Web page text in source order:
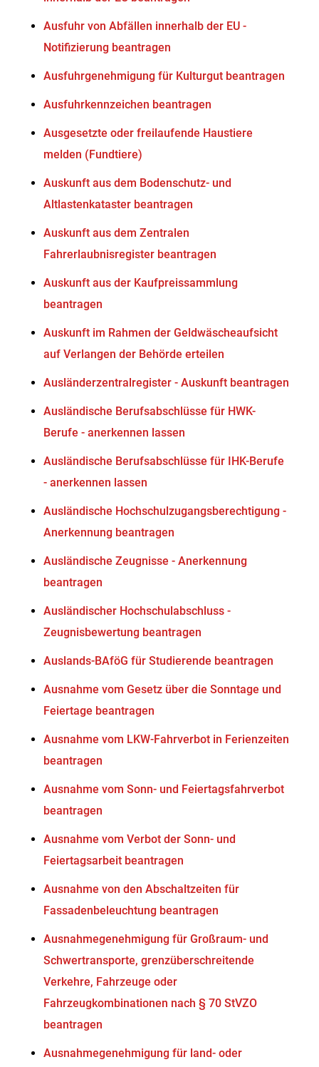
Ausfuhr von Abfällen innerhalb der EU -
Notifizierung beantragen
Ausfuhrgenehmigung für Kulturgut beantragen
Ausfuhrkennzeichen beantragen
Ausgesetzte oder freilaufende Haustiere
melden (Fundtiere)
Auskunft aus dem Bodenschutz- und
Altlastenkataster beantragen
Auskunft aus dem Zentralen
Fahrerlaubnisregister beantragen
Auskunft aus der Kaufpreissammlung
beantragen
Auskunft im Rahmen der Geldwäscheaufsicht
auf Verlangen der Behörde erteilen
Ausländerzentralregister - Auskunft beantragen
Ausländische Berufsabschlüsse für HWK-
Berufe - anerkennen lassen
Ausländische Berufsabschlüsse für IHK-Berufe
- anerkennen lassen
Ausländische Hochschulzugangsberechtigung -
Anerkennung beantragen
Ausländische Zeugnisse - Anerkennung
beantragen
Ausländischer Hochschulabschluss -
Zeugnisbewertung beantragen
Auslands-BAföG für Studierende beantragen
Ausnahme vom Gesetz über die Sonntage und
Feiertage beantragen
Ausnahme vom LKW-Fahrverbot in Ferienzeiten
beantragen
Ausnahme vom Sonn- und Feiertagsfahrverbot
beantragen
Ausnahme vom Verbot der Sonn- und
Feiertagsarbeit beantragen
Ausnahme von den Abschaltzeiten für
Fassadenbeleuchtung beantragen
Ausnahmegenehmigung für Großraum- und
Schwertransporte, grenzüberschreitende
Verkehre, Fahrzeuge oder
Fahrzeugkombinationen nach § 70 StVZO
beantragen
Ausnahmegenehmigung für land- oder